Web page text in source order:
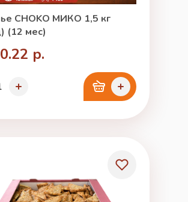
CHOKO МИКО 1,5 кг
(12 мес)
р.